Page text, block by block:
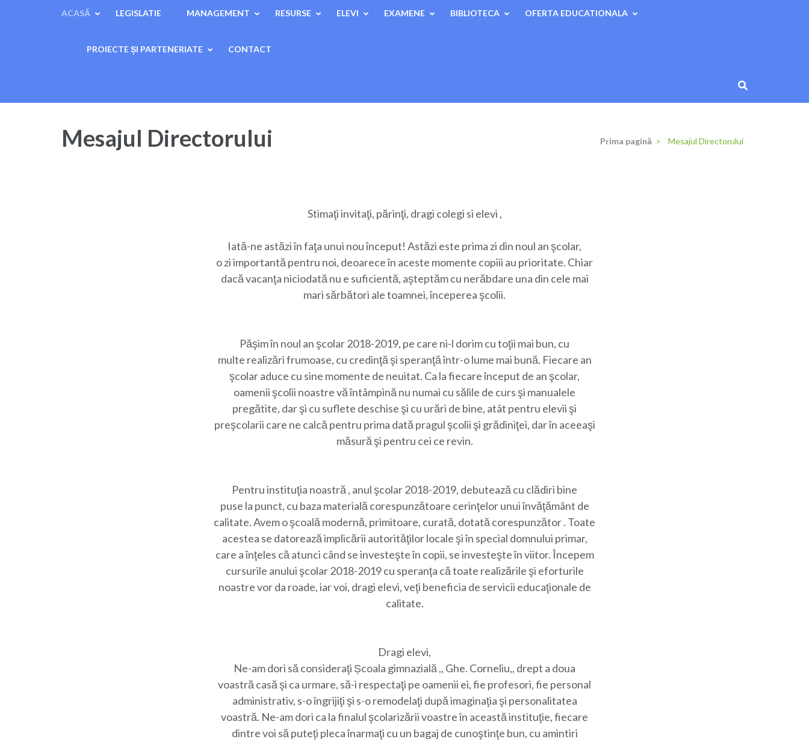
ACASĂ LEGISLATIE MANAGEMENT RESURSE ELEVI EXAMENE BIBLIOTECA OFERTA EDUCATIONALA
PROIECTE ȘI PARTENERIATE CONTACT
Mesajul Directorului Prima pagină > Mesajul Directorului
Stimaţi invitaţi, părinţi, dragi colegi si elevi ,
Iată-ne astăzi în faţa unui nou început! Astăzi este prima zi din noul an şcolar,
o zi importantă pentru noi, deoarece în aceste momente copiii au prioritate. Chiar
dacă vacanţa niciodată nu e suficientă, aşteptăm cu nerăbdare una din cele mai
mari sărbători ale toamnei, începerea şcolii.
Păşim în noul an şcolar 2018-2019, pe care ni-l dorim cu toţii mai bun, cu
multe realizări frumoase, cu credinţă şi speranţă într-o lume mai bună. Fiecare an
şcolar aduce cu sine momente de neuitat. Ca la fiecare început de an şcolar,
oamenii şcolii noastre vă întâmpină nu numai cu sălile de curs şi manualele
pregătite, dar şi cu suflete deschise şi cu urări de bine, atât pentru elevii şi
preşcolarii care ne calcă pentru prima dată pragul şcolii şi grădiniţei, dar în aceeaşi
măsură şi pentru cei ce revin.
Pentru instituţia noastră , anul şcolar 2018-2019, debutează cu clădiri bine
puse la punct, cu baza materială corespunzătoare cerinţelor unui învăţământ de
calitate. Avem o şcoală modernă, primitoare, curată, dotată corespunzător . Toate
acestea se datorează implicării autorităţilor locale şi în special domnului primar,
care a înţeles că atunci când se investeşte în copii, se investeşte în viitor. Începem
cursurile anului şcolar 2018-2019 cu speranţa că toate realizările şi eforturile
noastre vor da roade, iar voi, dragi elevi, veţi beneficia de servicii educaţionale de
calitate.
Dragi elevi,
Ne-am dori să consideraţi Școala gimnazială ,, Ghe. Corneliu,, drept a doua
voastră casă şi ca urmare, să-i respectaţi pe oamenii ei, fie profesori, fie personal
administrativ, s-o îngrijiţi şi s-o remodelaţi după imaginaţia şi personalitatea
voastră. Ne-am dori ca la finalul şcolarizării voastre în această instituţie, fiecare
dintre voi să puteţi pleca înarmaţi cu un bagaj de cunoştinţe bun, cu amintiri